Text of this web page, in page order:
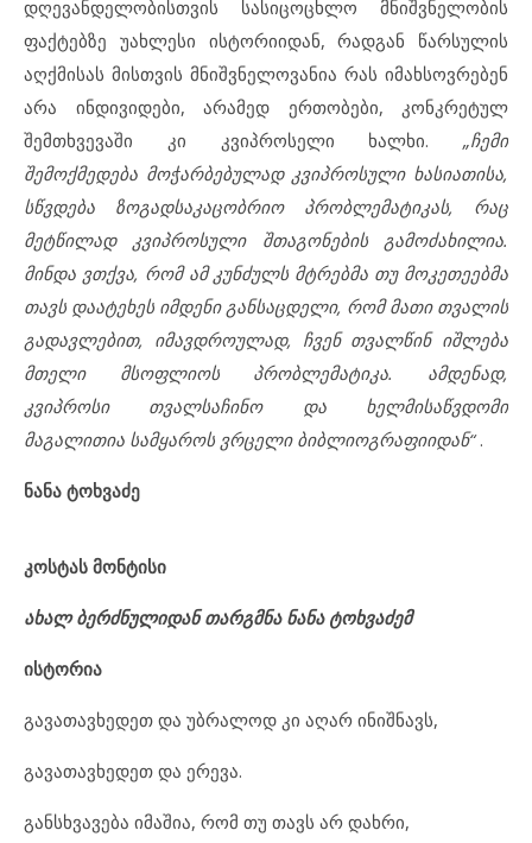
დღევანდელობისთვის სასიცოცხლო მნიშვნელობის
ფაქტებზე უახლესი ისტორიიდან, რადგან წარსულის
აღქმისას მისთვის მნიშვნელოვანია რას იმახსოვრებენ
არა ინდივიდები, არამედ ერთობები, კონკრეტულ
შემთხვევაში კი კვიპროსელი ხალხი. „ჩემი
შემოქმედება მოჭარბებულად კვიპროსული ხასიათისა,
სწვდება ზოგადსაკაცობრიო პრობლემატიკას, რაც
მეტწილად კვიპროსული შთაგონების გამოძახილია.
მინდა ვთქვა, რომ ამ კუნძულს მტრებმა თუ მოკეთეებმა
თავს დაატეხეს იმდენი განსაცდელი, რომ მათი თვალის
გადავლებით, იმავდროულად, ჩვენ თვალწინ იშლება
მთელი მსოფლიოს პრობლემატიკა. ამდენად,
კვიპროსი თვალსაჩინო და ხელმისაწვდომი
მაგალითია სამყაროს ვრცელი ბიბლიოგრაფიიდან“.
ნანა ტოხვაძე
კოსტას მონტისი
ახალ ბერძნულიდან თარგმნა ნანა ტოხვაძემ
ისტორია
გავათავხედეთ და უბრალოდ კი აღარ ინიშნავს,
გავათავხედეთ და ერევა.
განსხვავება იმაშია, რომ თუ თავს არ დახრი,